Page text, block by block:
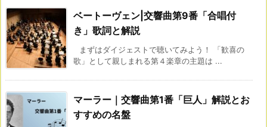
ベートーヴェン|交響曲第9番「合唱付
き」歌詞と解説
まずはダイジェストで聴いてみよう！ 「歓喜の
歌」として親しまれる第４楽章の主題は ...
マーラー｜交響曲第1番「巨人」解説とお
すすめの名盤